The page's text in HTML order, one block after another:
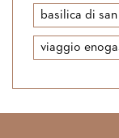
basilica di
viaggio